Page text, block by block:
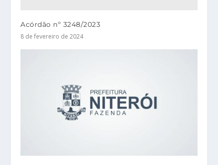
Acórdão nº 3248/2023
8 de fevereiro de 2024